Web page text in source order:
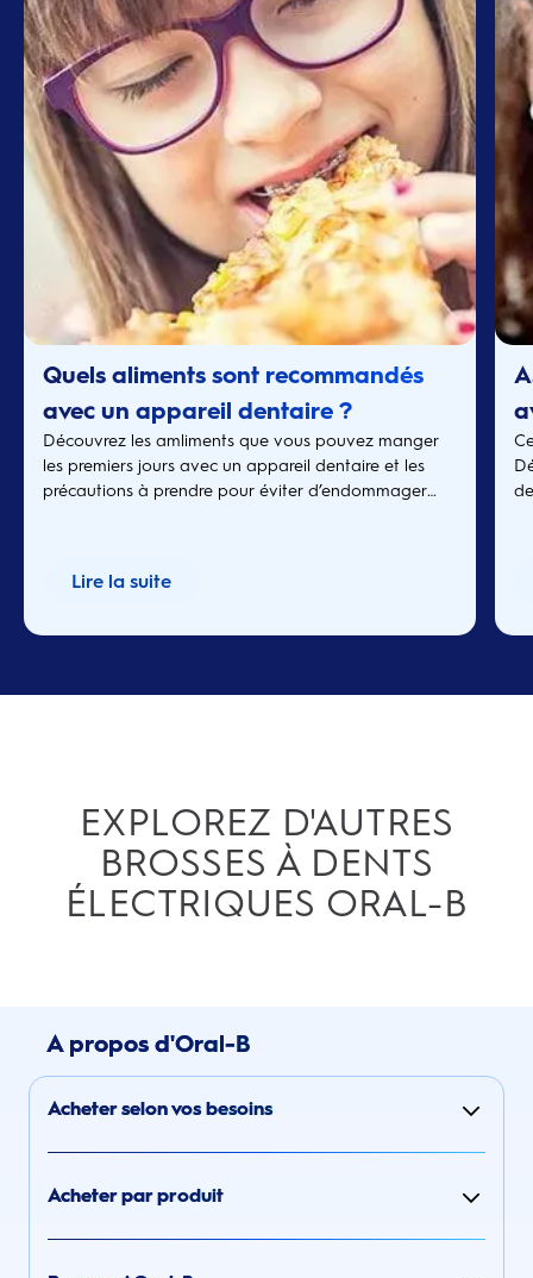
Quels aliments sont recommandés
avec un appareil dentaire ?
Découvrez les amliments que vous pouvez manger
les premiers jours avec un appareil dentaire et les
précautions à prendre pour éviter d’endommager
Lire la suite
EXPLOREZ D'AUTRES
BROSSES À DENTS
ÉLECTRIQUES ORAL-B
A propos d'Oral-B
Acheter selon vos besoins
Acheter par produit